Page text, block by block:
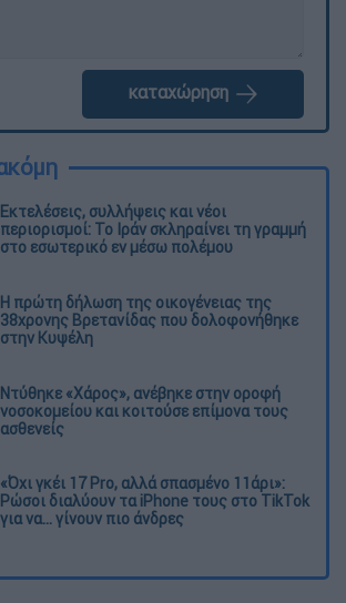
καταχώρηση
Εκτελέσεις, συλλήψεις και νέοι
περιορισμοί: Το Ιράν σκληραίνει τη γραμμή
στο εσωτερικό εν μέσω πολέμου
Η πρώτη δήλωση της οικογένειας της
38χρονης Βρετανίδας που δολοφονήθηκε
στην Κυψέλη
Ντύθηκε «Χάρος», ανέβηκε στην οροφή
νοσοκομείου και κοιτούσε επίμονα τους
ασθενείς
«Όχι γκέι 17 Pro, αλλά σπασμένο 11άρι»:
Ρώσοι διαλύουν τα iPhone τους στο TikTok
για να... γίνουν πιο άνδρες